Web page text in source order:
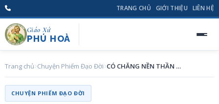
TRANG CHỦ GIỚI THIỆU LIÊN HỆ
Giáo Xứ
PHÚ HOÀ
Trang chủ Chuyện Phiếm Đạo Đời CÓ CHĂNG NỀN THẦN HỌC DỤC TÌNH ?
CHUYỆN PHIẾM ĐẠO ĐỜI